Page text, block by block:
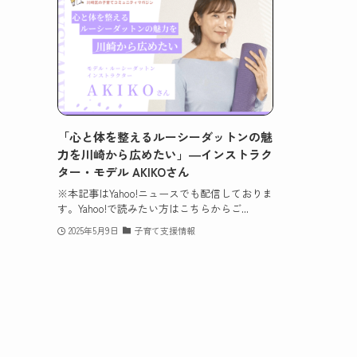
「心と体を整えるルーシーダットンの魅
力を川崎から広めたい」―インストラク
ター・モデル AKIKOさん
※本記事はYahoo!ニュースでも配信しておりま
す。Yahoo!で読みたい方はこちらからご...
2025年5月9日 子育て支援情報